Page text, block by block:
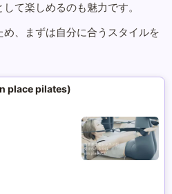
て楽しめるのも魅力です。
、まずは自分に合うスタイルを
place pilates)